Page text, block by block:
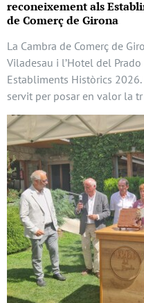
reconeixement als
de Comerç de Girona
La Cambra de Comerç de
Viladesau i l’Hotel del
Establiments Històrics 2026.
servit per posar en valor la